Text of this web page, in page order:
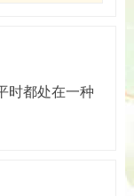
时都处在一种